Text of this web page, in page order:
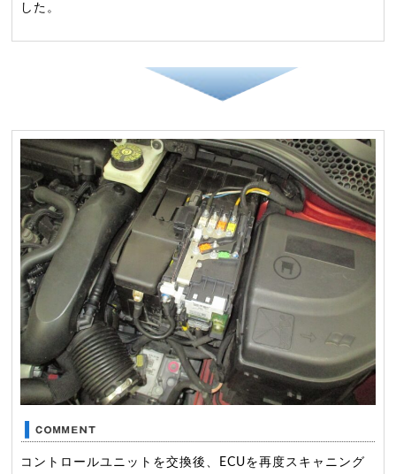
した。
コントロールユニットを交換後、ECUを再度スキャニング